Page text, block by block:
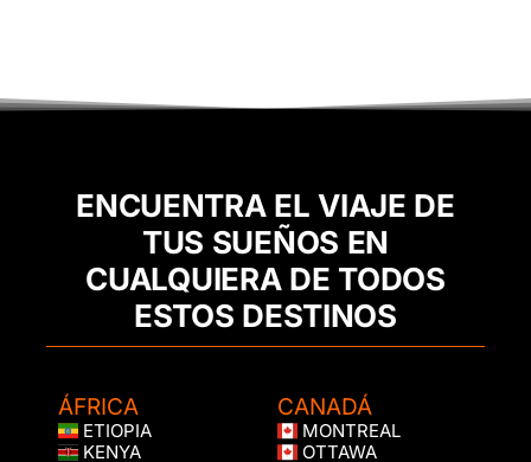
ENCUENTRA EL VIAJE DE
TUS SUEÑOS EN
CUALQUIERA DE TODOS
ESTOS DESTINOS
ÁFRICA
ETIOPIA
KENYA
CANADÁ
MONTREAL
OTTAWA